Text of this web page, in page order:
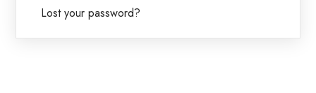
Lost your password?